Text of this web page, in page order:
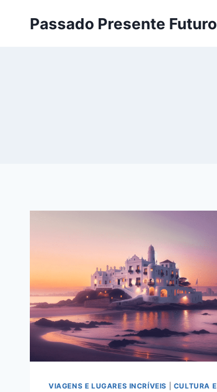
Passado Presente Futuro
VIAGENS E LUGARES INCRÍVEIS
CULTURA E